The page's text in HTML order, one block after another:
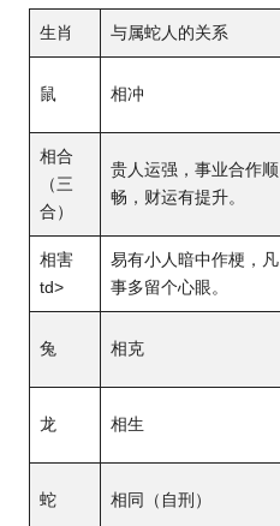
生肖 与属蛇人的关系
鼠 相冲
相合
（三
合）
贵人运强，事业合作顺
畅，财运有提升。
相害
td>
易有小人暗中作梗，凡
事多留个心眼。
兔 相克
龙 相生
蛇 相同（自刑）